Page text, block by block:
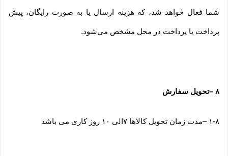
شما فعال خواهد شد، که هزینه ارسال یا به صورت رایگان، پیش
پرداخت یا پرداخت در محل مشخص می‌شود.
۸ –تحویل سفارش
۱-۸ –مدت زمان تحویل کالاها ۷الی ۱۰ روز کاری می باشد